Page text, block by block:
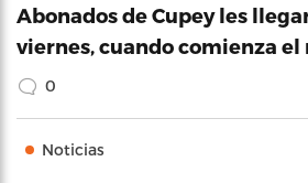
Abonados de Cupey les
viernes, cuando comienza
0
Noticias